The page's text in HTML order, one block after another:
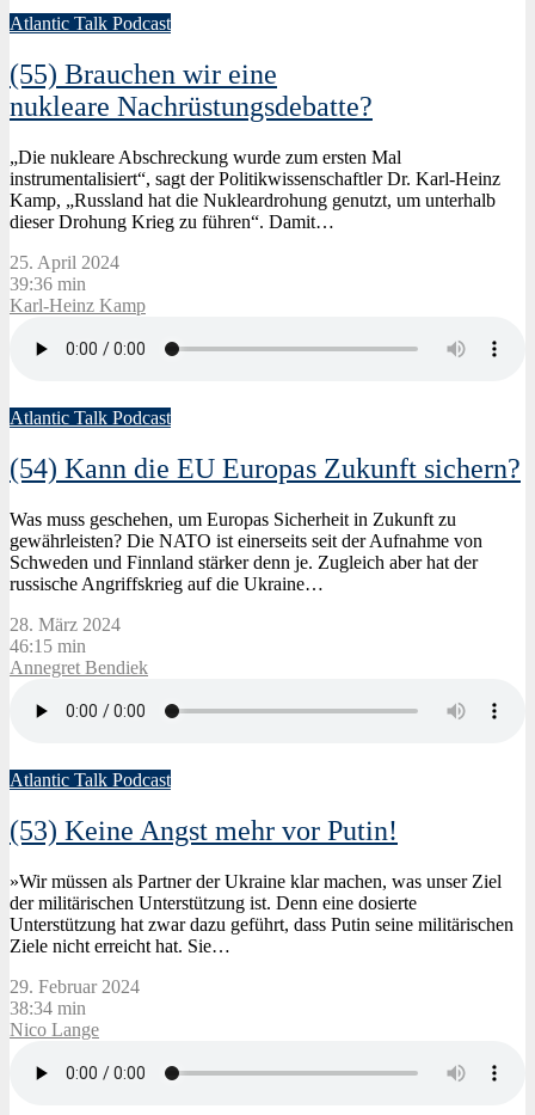
Atlantic Talk Podcast
(55) Brauchen wir eine
nukleare Nachrüstungsdebatte?
„Die nukleare Abschreckung wurde zum ersten Mal
instrumentalisiert“, sagt der Politikwissenschaftler Dr. Karl-Heinz
Kamp, „Russland hat die Nukleardrohung genutzt, um unterhalb
dieser Drohung Krieg zu führen“. Damit…
25. April 2024
39:36 min
Karl-Heinz Kamp
Atlantic Talk Podcast
(54) Kann die EU Europas Zukunft sichern?
Was muss geschehen, um Europas Sicherheit in Zukunft zu
gewährleisten? Die NATO ist einerseits seit der Aufnahme von
Schweden und Finnland stärker denn je. Zugleich aber hat der
russische Angriffskrieg auf die Ukraine…
28. März 2024
46:15 min
Annegret Bendiek
Atlantic Talk Podcast
(53) Keine Angst mehr vor Putin!
»Wir müssen als Partner der Ukraine klar machen, was unser Ziel
der militärischen Unterstützung ist. Denn eine dosierte
Unterstützung hat zwar dazu geführt, dass Putin seine militärischen
Ziele nicht erreicht hat. Sie…
29. Februar 2024
38:34 min
Nico Lange